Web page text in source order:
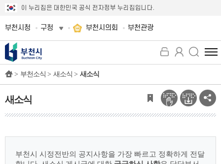
이 누리집은 대한민국 공식 전자정부 누리집입니다.
부천시청 구청 부천시의회 부천관광
전
체
뉴
보
기
> 부천소식 > 새소식 > 새소식
새소식
부천시 시정전반의 공지사항을 가장 빠르고 정확하게 전달